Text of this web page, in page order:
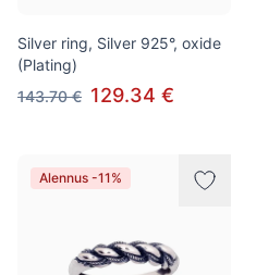
Silver ring, Silver 925°, oxide
(Plating)
143.70 € 129.34 €
Alennus -11%